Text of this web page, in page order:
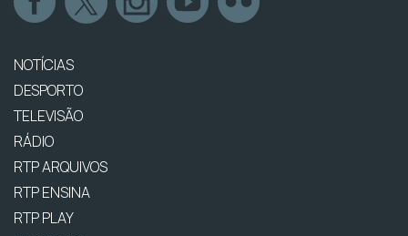
NOTÍCIAS
DESPORTO
TELEVISÃO
RÁDIO
RTP ARQUIVOS
RTP ENSINA
RTP PLAY